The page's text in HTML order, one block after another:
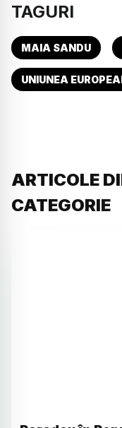
TAGURI
MAIA SANDU
UNIUNEA
ARTICOLE
CATEGORIE